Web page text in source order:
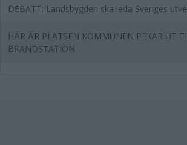
DEBATT: Landsbygden ska leda Sveriges
HÄR ÄR PLATSEN KOMMUNEN PEKAR UT
BRANDSTATION